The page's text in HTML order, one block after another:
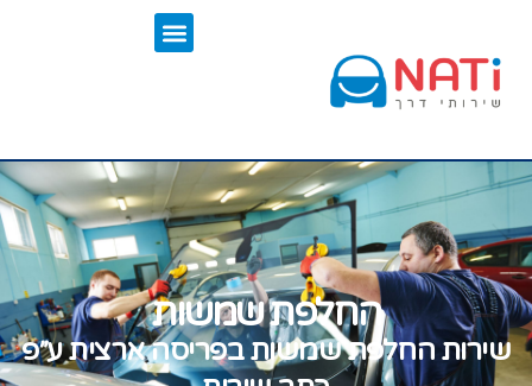
החלפת שמשות
שירות החלפת שמשות בפריסה ארצית ע״פ